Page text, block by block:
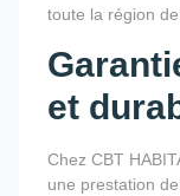
toute la région de
et
Chez CBT
une prestation